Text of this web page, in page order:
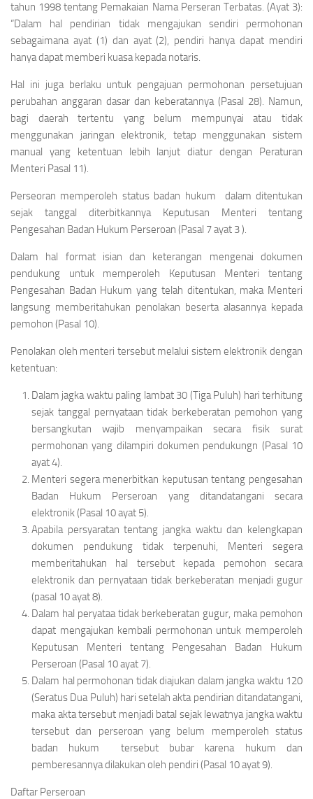
tahun 1998 tentang Pemakaian Nama Perseran Terbatas. (Ayat 3):
“Dalam hal pendirian tidak mengajukan sendiri permohonan
sebagaimana ayat (1) dan ayat (2), pendiri hanya dapat mendiri
hanya dapat memberi kuasa kepada notaris.
Hal ini juga berlaku untuk pengajuan permohonan persetujuan
perubahan anggaran dasar dan keberatannya (Pasal 28). Namun,
bagi daerah tertentu yang belum mempunyai atau tidak
menggunakan jaringan elektronik, tetap menggunakan sistem
manual yang ketentuan lebih lanjut diatur dengan Peraturan
Menteri Pasal 11).
Perseoran memperoleh status badan hukum dalam ditentukan
sejak tanggal diterbitkannya Keputusan Menteri tentang
Pengesahan Badan Hukum Perseroan (Pasal 7 ayat 3 ).
Dalam hal format isian dan keterangan mengenai dokumen
pendukung untuk memperoleh Keputusan Menteri tentang
Pengesahan Badan Hukum yang telah ditentukan, maka Menteri
langsung memberitahukan penolakan beserta alasannya kepada
pemohon (Pasal 10).
Penolakan oleh menteri tersebut melalui sistem elektronik dengan
ketentuan:
Dalam jagka waktu paling lambat 30 (Tiga Puluh) hari terhitung
sejak tanggal pernyataan tidak berkeberatan pemohon yang
bersangkutan wajib menyampaikan secara fisik surat
permohonan yang dilampiri dokumen pendukungn (Pasal 10
ayat 4).
Menteri segera menerbitkan keputusan tentang pengesahan
Badan Hukum Perseroan yang ditandatangani secara
elektronik (Pasal 10 ayat 5).
Apabila persyaratan tentang jangka waktu dan kelengkapan
dokumen pendukung tidak terpenuhi, Menteri segera
memberitahukan hal tersebut kepada pemohon secara
elektronik dan pernyataan tidak berkeberatan menjadi gugur
(pasal 10 ayat 8).
Dalam hal peryataa tidak berkeberatan gugur, maka pemohon
dapat mengajukan kembali permohonan untuk memperoleh
Keputusan Menteri tentang Pengesahan Badan Hukum
Perseroan (Pasal 10 ayat 7).
Dalam hal permohonan tidak diajukan dalam jangka waktu 120
(Seratus Dua Puluh) hari setelah akta pendirian ditandatangani,
maka akta tersebut menjadi batal sejak lewatnya jangka waktu
tersebut dan perseroan yang belum memperoleh status
badan hukum tersebut bubar karena hukum dan
pemberesannya dilakukan oleh pendiri (Pasal 10 ayat 9).
Daftar Perseroan